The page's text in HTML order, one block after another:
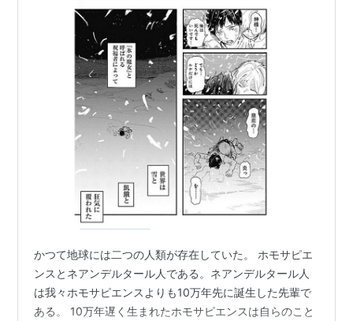
かつて地球には二つの人類が存在していた。 ホモサピエ
ンスとネアンデルタール人である。ネアンデルタール人
は我々ホモサピエンスよりも10万年先に誕生した先輩で
ある。 10万年遅く生まれたホモサピエンスは自らのこと